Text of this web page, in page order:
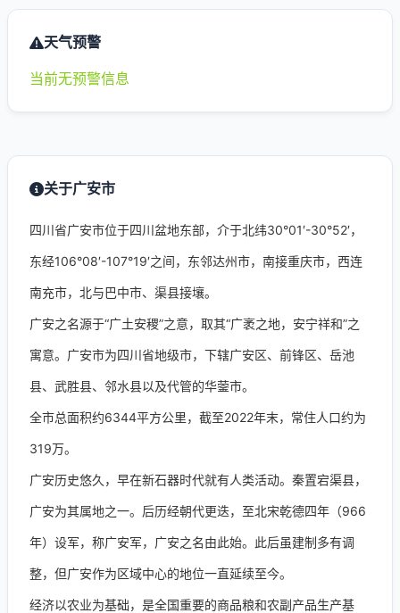
天气预警
当前无预警信息
关于广安市
四川省广安市位于四川盆地东部，介于北纬30°01′-30°52′，
东经106°08′-107°19′之间，东邻达州市，南接重庆市，西连
南充市，北与巴中市、渠县接壤。
广安之名源于“广土安稷”之意，取其“广袤之地，安宁祥和”之
寓意。广安市为四川省地级市，下辖广安区、前锋区、岳池
县、武胜县、邻水县以及代管的华蓥市。
全市总面积约6344平方公里，截至2022年末，常住人口约为
319万。
广安历史悠久，早在新石器时代就有人类活动。秦置宕渠县，
广安为其属地之一。后历经朝代更迭，至北宋乾德四年（966
年）设军，称广安军，广安之名由此始。此后虽建制多有调
整，但广安作为区域中心的地位一直延续至今。
经济以农业为基础，是全国重要的商品粮和农副产品生产基